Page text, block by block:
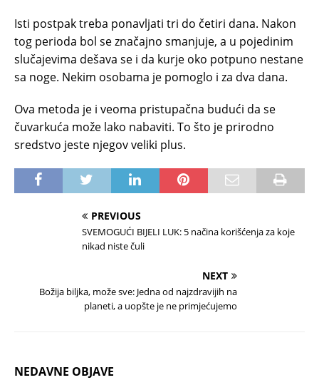
Isti postpak treba ponavljati tri do četiri dana. Nakon
tog perioda bol se značajno smanjuje, a u pojedinim
slučajevima dešava se i da kurje oko potpuno nestane
sa noge. Nekim osobama je pomoglo i za dva dana.
Ova metoda je i veoma pristupačna budući da se
čuvarkuća može lako nabaviti. To što je prirodno
sredstvo jeste njegov veliki plus.
PREVIOUS
SVEMOGUĆI BIJELI LUK: 5 načina korišćenja za koje
nikad niste čuli
NEXT
Božija biljka, može sve: Jedna od najzdravijih na
planeti, a uopšte je ne primjećujemo
NEDAVNE OBJAVE